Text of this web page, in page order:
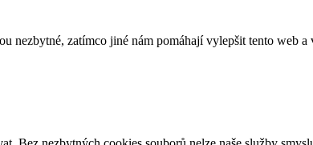
nezbytné, zatímco jiné nám pomáhají vylepšit tento web